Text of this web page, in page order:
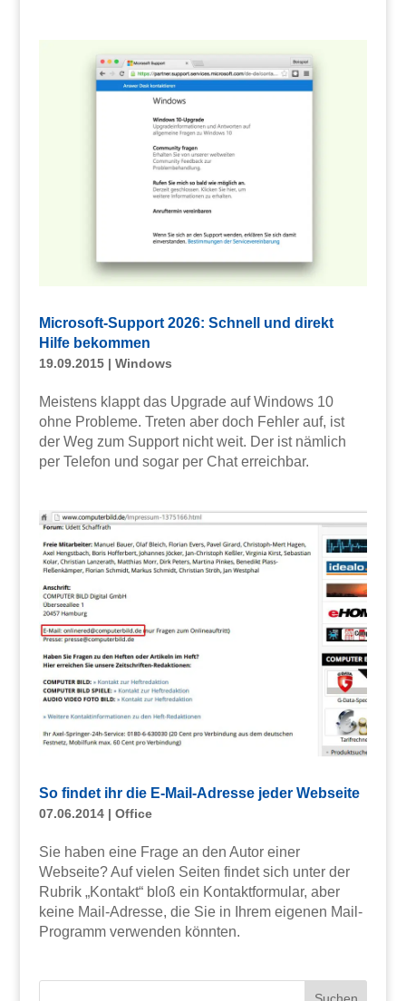
Microsoft-Support 2026: Schnell und direkt
Hilfe bekommen
19.09.2015| Windows
Meistens klappt das Upgrade auf Windows 10
ohne Probleme. Treten aber doch Fehler auf, ist
der Weg zum Support nicht weit. Der ist nämlich
per Telefon und sogar per Chat erreichbar.
So findet ihr die E-Mail-Adresse jeder Webseite
07.06.2014| Office
Sie haben eine Frage an den Autor einer
Webseite? Auf vielen Seiten findet sich unter der
Rubrik „Kontakt“ bloß ein Kontaktformular, aber
keine Mail-Adresse, die Sie in Ihrem eigenen Mail-
Programm verwenden könnten.